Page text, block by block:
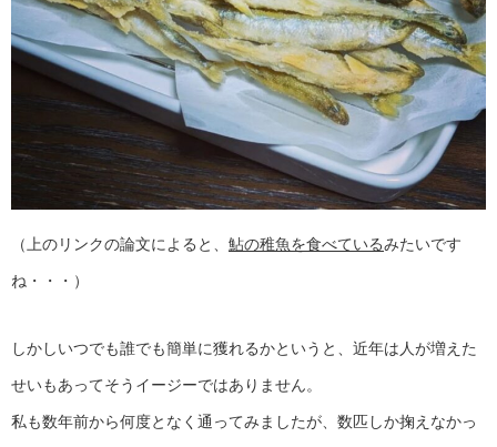
（上のリンクの論文によると、 鮎の稚魚を食べているみたいです
ね・・・）
しかしいつでも誰でも簡単に獲れるかというと、近年は人が増えた
せいもあってそうイージーではありません。
私も数年前から何度となく通ってみましたが、数匹しか掬えなかっ